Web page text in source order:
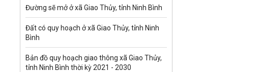
Đường sẽ mở ở xã Giao Thủy, tỉnh Ninh Bình
Đất có quy hoạch ở xã Giao Thủy, tỉnh Ninh
Bình
Bản đồ quy hoạch giao thông xã Giao Thủy,
tỉnh Ninh Bình thời kỳ 2021 - 2030